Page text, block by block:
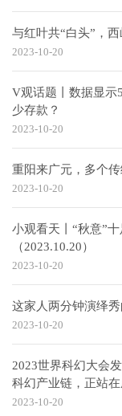
与红叶共“白头”，
2023-10-20
V观话题丨数据显示
少存款？
2023-10-20
重阳来广元，多个
2023-10-20
小观看天丨“秋意”
（2023.10.20）
2023-10-20
这家人两分钟演绎
2023-10-20
2023世界科幻大会
科幻产业链，正站
2023-10-20